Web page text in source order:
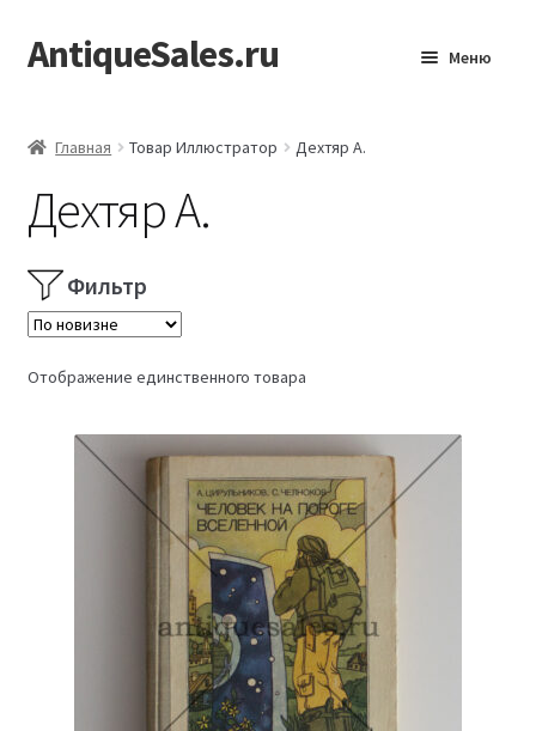
Перейти
к
Перейти
к
AntiqueSales.ru Меню
Главная Товар Иллюстратор Дехтяр А.
Дехтяр А.
Фильтр
Отображение единственного товара